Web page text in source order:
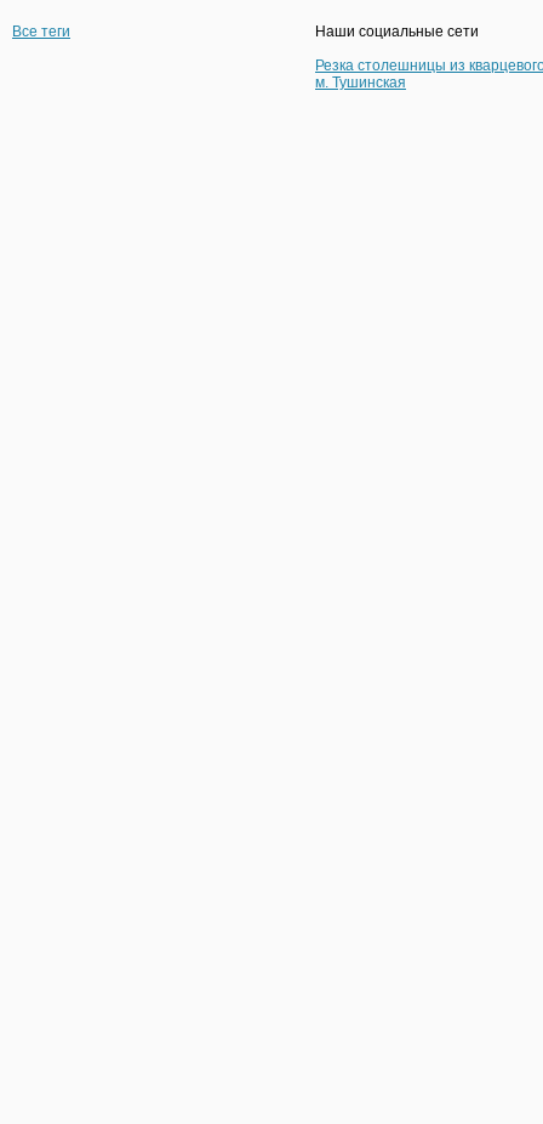
Все теги
Наши социальные сети
Резка столешницы из
м. Тушинская